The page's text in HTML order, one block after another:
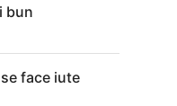
bun
face iute